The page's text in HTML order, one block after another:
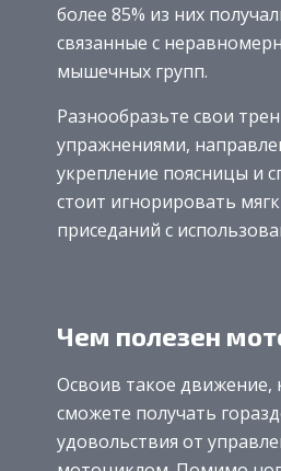
более 85% из них
связанные с
мышечных групп.
Разнообразьте свои
упражнениями,
укрепление поясницы и
стоит игнорировать
приседаний с
Чем полезен
Освоив такое движение,
сможете получать
удовольствия от